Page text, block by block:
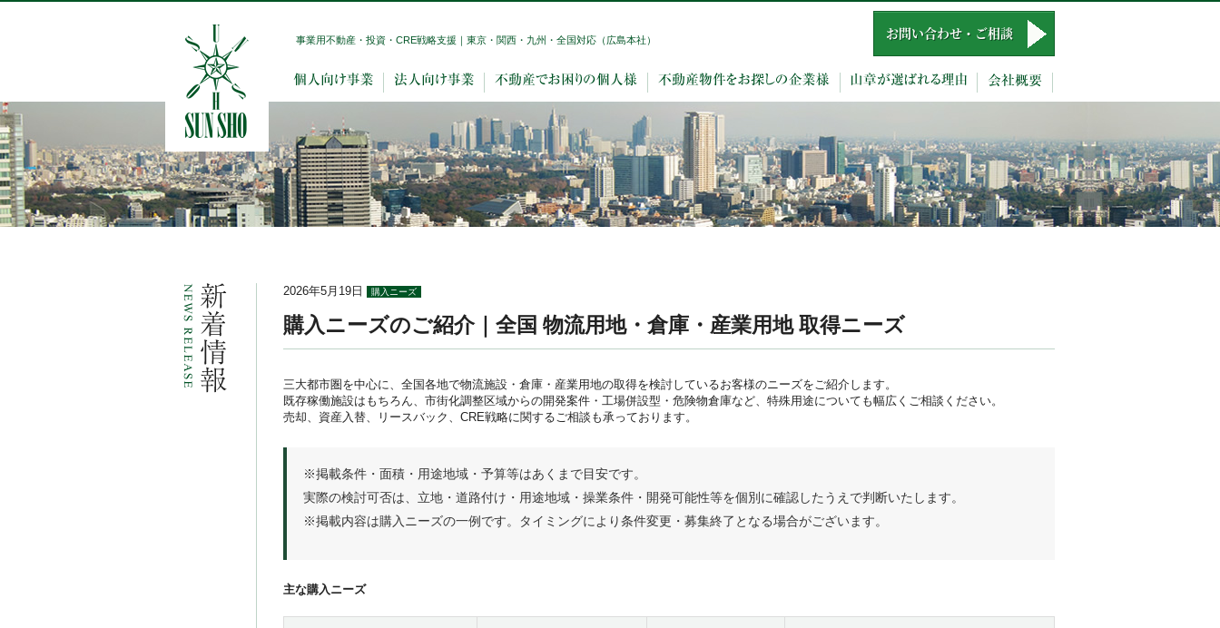
事業用不動産・投資・CRE戦略支援｜東京・関西・九州・全国対応（広島本社）
2026年5月19日 購入ニーズ
購入ニーズのご紹介｜全国 物流用地・倉庫・産業用地 取得ニーズ
三大都市圏を中心に、全国各地で物流施設・倉庫・産業用地の取得を検討しているお客様のニーズをご紹介します。
既存稼働施設はもちろん、市街化調整区域からの開発案件・工場併設型・危険物倉庫など、特殊用途についても幅広くご相談ください。
売却、資産入替、リースバック、CRE戦略に関するご相談も承っております。
※掲載条件・面積・用途地域・予算等はあくまで目安です。
実際の検討可否は、立地・道路付け・用途地域・操業条件・開発可能性等を個別に確認したうえで判断いたします。
※掲載内容は購入ニーズの一例です。タイミングにより条件変更・募集終了となる場合がございます。
主な購入ニーズ